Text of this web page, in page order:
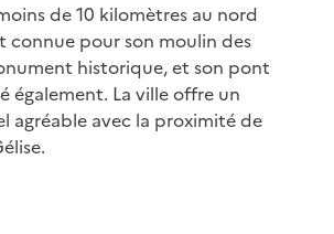
de 10 kilomètres au nord
connue pour son moulin des
historique, et son pont
également. La ville offre un
agréable avec la proximité de